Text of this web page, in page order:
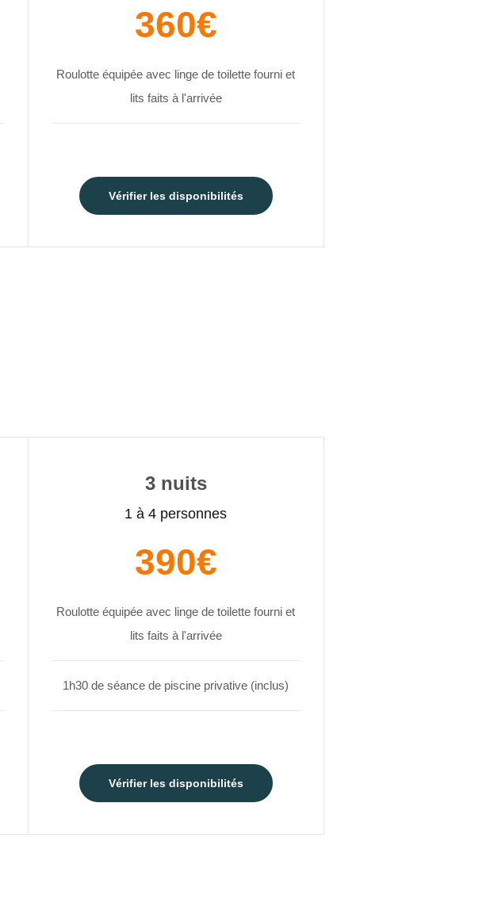
360€
Roulotte équipée avec linge de toilette fourni et
lits faits à l'arrivée
Vérifier les disponibilités
3 nuits
1 à 4 personnes
390€
Roulotte équipée avec linge de toilette fourni et
lits faits à l'arrivée
1h30 de séance de piscine privative (inclus)
Vérifier les disponibilités